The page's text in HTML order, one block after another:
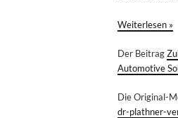
Weiterlesen »
Der Beitrag
Automotive
Die Original-
dr-plathner-